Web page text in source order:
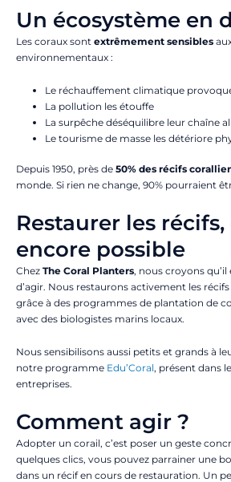
Un écosystème en
Les coraux sont extrêmement sensibles
environnementaux :
Le réchauffement climatique
La pollution les étouffe
La surpêche déséquilibre leur chaîne
Le tourisme de masse les détériore
Depuis 1950, près de 50% des récifs
monde. Si rien ne change, 90% pourraient
Restaurer les récifs,
encore possible
Chez The Coral Planters, nous croyons
d’agir. Nous restaurons activement les récifs
grâce à des programmes de plantation de
avec des biologistes marins locaux.
Nous sensibilisons aussi petits et grands à
notre programme Edu’Coral, présent dans
entreprises.
Comment agir ?
Adopter un corail, c’est poser un geste
quelques clics, vous pouvez parrainer une
dans un récif en cours de restauration. Un